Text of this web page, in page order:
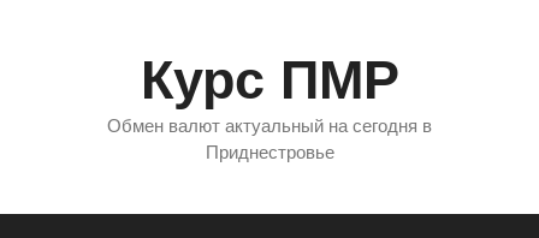
Курс ПМР
Обмен валют актуальный на сегодня в
Приднестровье